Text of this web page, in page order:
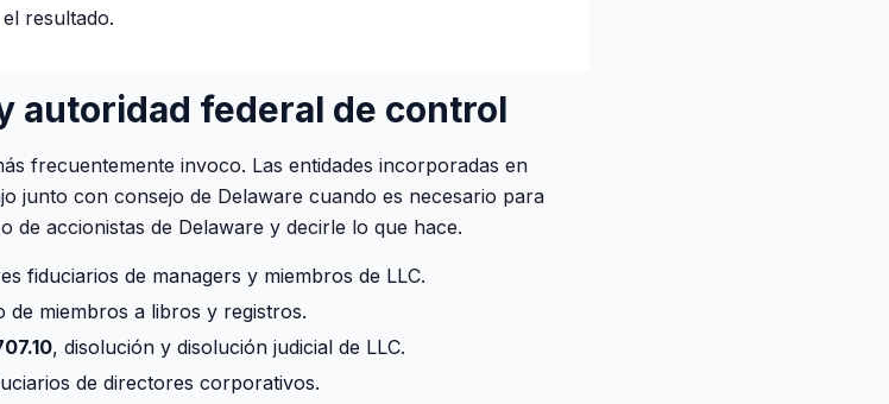
resultado.
autoridad federal de control
frecuentemente invoco. Las entidades incorporadas en
junto con consejo de Delaware cuando es necesario para
accionistas de Delaware y decirle lo que hace.
fiduciarios de managers y miembros de LLC.
de miembros a libros y registros.
, disolución y disolución judicial de LLC.
de directores corporativos.